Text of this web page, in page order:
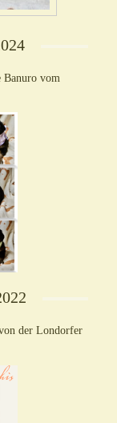
vom
der Londorfer